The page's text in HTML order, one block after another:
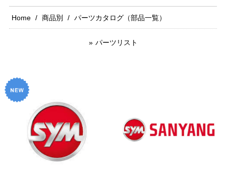
Home 商品別 パーツカタログ（部品一覧）
パーツリスト